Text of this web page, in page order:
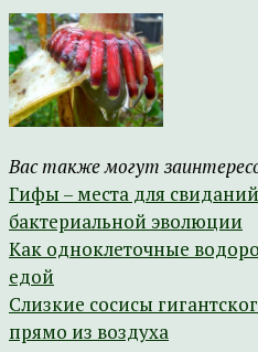
Вас также могут
Гифы – места для
бактериальной эволюции
Как одноклеточные
едой
Слизкие сосисы
прямо из воздуха